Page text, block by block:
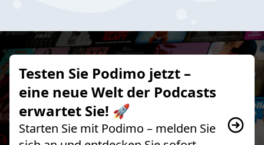
Testen Sie Podimo jetzt –
eine neue Welt der Podcasts
erwartet Sie! 🚀
Starten Sie mit Podimo – melden Sie